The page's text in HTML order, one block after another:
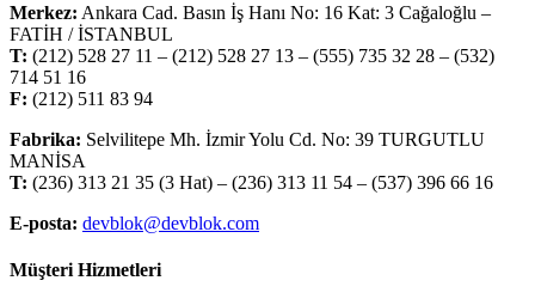
Merkez: Ankara Cad. Basın İş Hanı No: 16 Kat: 3 Cağaloğlu –
FATİH / İSTANBUL
T: (212) 528 27 11 – (212) 528 27 13 – (555) 735 32 28 – (532)
714 51 16
F: (212) 511 83 94
Fabrika: Selvilitepe Mh. İzmir Yolu Cd. No: 39 TURGUTLU
MANİSA
T: (236) 313 21 35 (3 Hat) – (236) 313 11 54 – (537) 396 66 16
E-posta: devblok@devblok.com
Müşteri Hizmetleri